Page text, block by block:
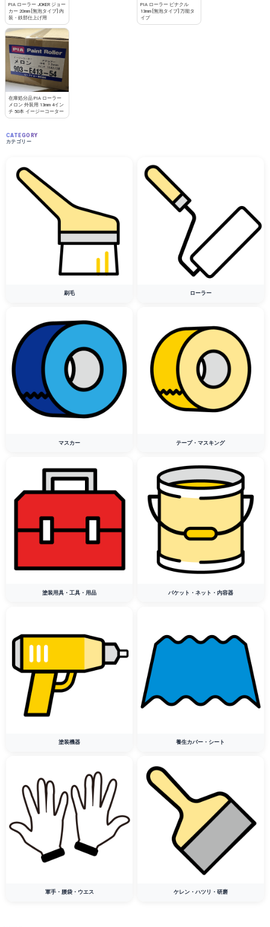
PIA ローラー JOKER ジョー
カー 20mm [無泡タイプ] 内
装・鉄部仕上げ用
PIA ローラー ピナクル
13mm [無泡タイプ] 万能タ
イプ
在庫処分品 PIA ローラー
メロン 外装用 13mm 4イン
チ 50本 イージーコーター
CATEGORY
カテゴリー
刷毛 ローラー
マスカー テープ・マスキング
塗装用具・工具・用品 バケット・ネット・内容器
塗装機器 養生カバー・シート
軍手・腰袋・ウエス ケレン・ハツリ・研磨